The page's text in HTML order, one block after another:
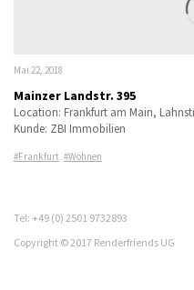
Mai 22, 2018
Mainzer Landstr. 395
Location: Frankfurt am Main,
Kunde: ZBI Immobilien
Frankfurt Wohnen
Tel: +49 (0) 2501 9732893
Copyright © 2017 Renderfriends UG